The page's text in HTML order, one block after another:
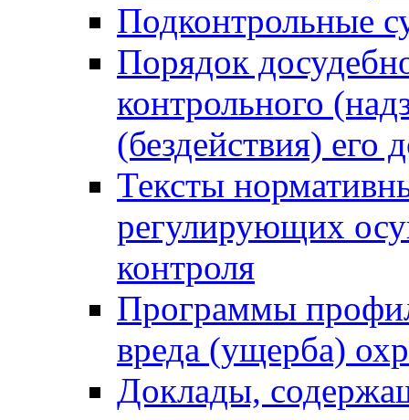
Подконтрольные
Порядок
контрольного
(бездействия)
Тексты
регулирующих
контроля
Программы
вреда (ущерба)
Доклады,